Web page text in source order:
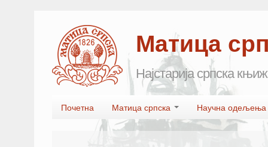
Матица
Најстарија српска
Main menu
Почетна Матица српска Научна одељења